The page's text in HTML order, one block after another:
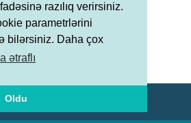
razılıq verirsiniz.
parametrlərini
bilərsiniz. Daha çox
ətraflı
Oldu
və Qaydalar
Siyasəti
AGF 2011-2026